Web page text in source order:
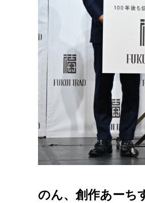
のん、創作あーち